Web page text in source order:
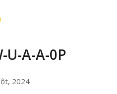
U-A-A-0P
2024